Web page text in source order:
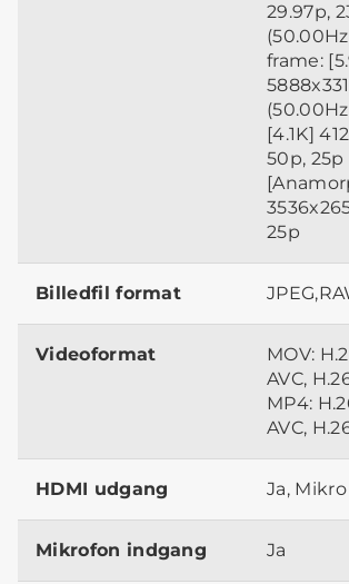
29.97p,
frame:
[4.1K]
50p, 25p
25p
Billedfil format
Videoformat
MOV:
AVC,
MP4:
AVC,
HDMI udgang Ja,
Mikrofon indgang Ja